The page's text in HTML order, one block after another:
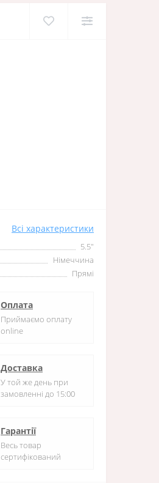
Всі характеристики
5.5"
Німеччина
Прямі
Оплата
Приймаємо оплату
online
Доставка
У той же день при
замовленні до 15:00
Гарантії
Весь товар
сертифікований